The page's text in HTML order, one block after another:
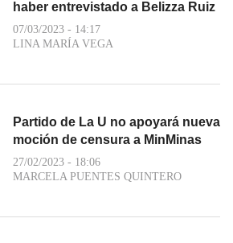
haber entrevistado a Belizza Ruiz
07/03/2023 - 14:17
LINA MARÍA VEGA
Partido de La U no apoyará nueva
moción de censura a MinMinas
27/02/2023 - 18:06
MARCELA PUENTES QUINTERO